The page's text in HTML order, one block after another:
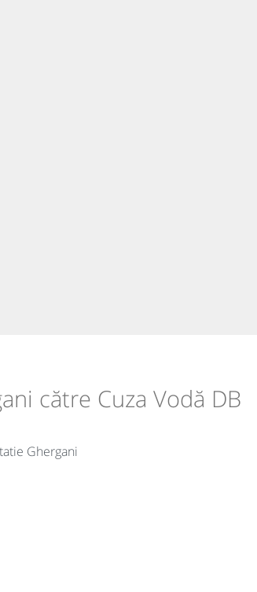
către Cuza Vodă DB
Ghergani